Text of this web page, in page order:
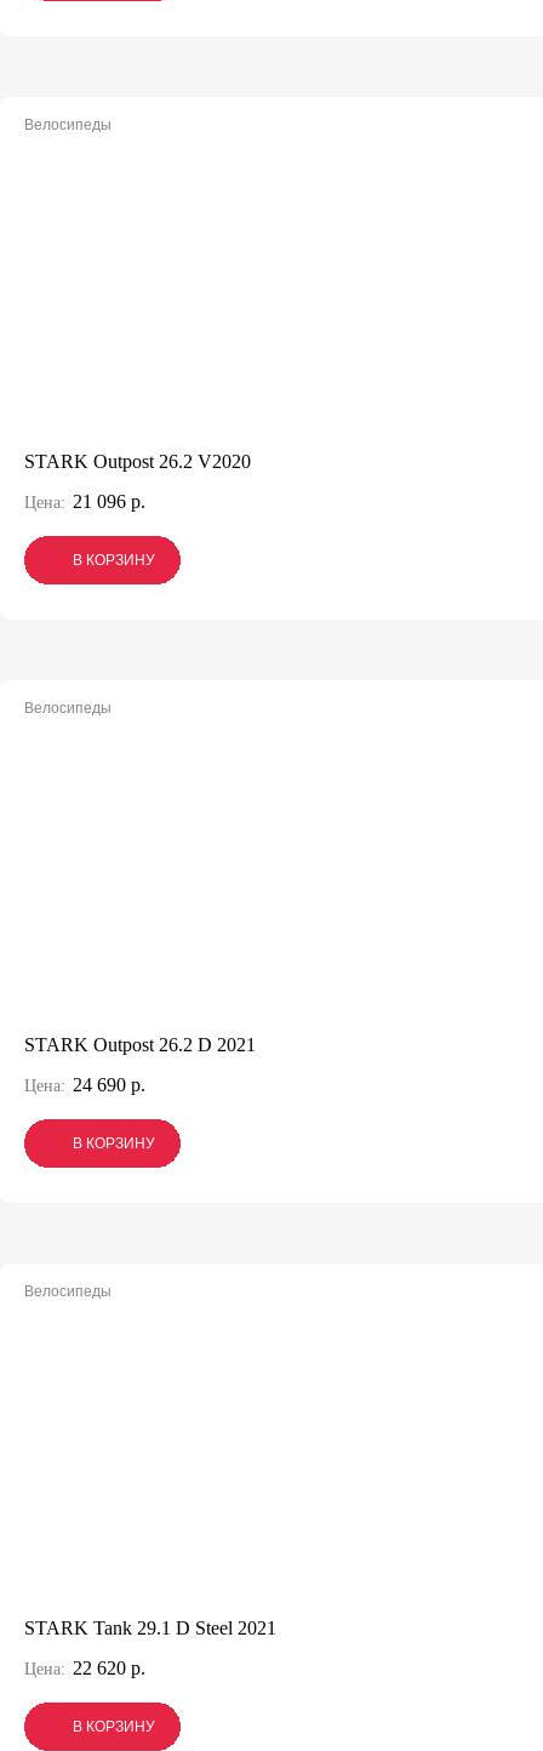
Велосипеды
STARK Outpost 26.2 V2020
Цена: 21 096 р.
В КОРЗИНУ
В КОРЗИНУ
В КОРЗИНУ
Велосипеды
STARK Outpost 26.2 D 2021
Цена: 24 690 р.
В КОРЗИНУ
В КОРЗИНУ
В КОРЗИНУ
Велосипеды
STARK Tank 29.1 D Steel 2021
Цена: 22 620 р.
В КОРЗИНУ
В КОРЗИНУ
В КОРЗИНУ